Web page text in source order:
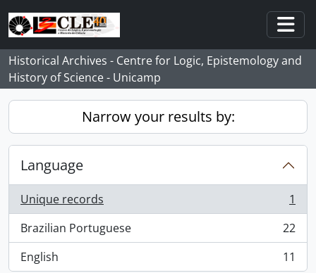
Skip to main content
Historical Archives - Centre for Logic, Epistemology and
History of Science - Unicamp
Narrow your results by:
Language
Unique records
, 1 results
1
Brazilian Portuguese
, 22 results
22
English
, 11 results 11